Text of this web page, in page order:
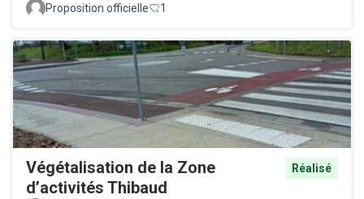
Proposition officielle 1
Végétalisation de la Zone
d’activités Thibaud
Réalisé